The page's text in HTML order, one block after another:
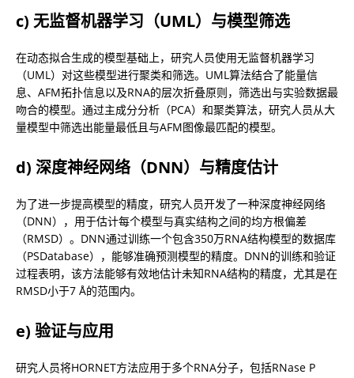
c) 无监督机器学习（UML）与模型筛选
在动态拟合生成的模型基础上，研究人员使用无监督机器学习
（UML）对这些模型进行聚类和筛选。UML算法结合了能量信
息、AFM拓扑信息以及RNA的层次折叠原则，筛选出与实验数据最
吻合的模型。通过主成分分析（PCA）和聚类算法，研究人员从大
量模型中筛选出能量最低且与AFM图像最匹配的模型。
d) 深度神经网络（DNN）与精度估计
为了进一步提高模型的精度，研究人员开发了一种深度神经网络
（DNN），用于估计每个模型与真实结构之间的均方根偏差
（RMSD）。DNN通过训练一个包含350万RNA结构模型的数据库
（PSDatabase），能够准确预测模型的精度。DNN的训练和验证
过程表明，该方法能够有效地估计未知RNA结构的精度，尤其是在
RMSD小于7 Å的范围内。
e) 验证与应用
研究人员将HORNET方法应用于多个RNA分子，包括RNase P